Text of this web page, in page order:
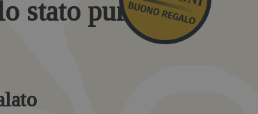
stato puro